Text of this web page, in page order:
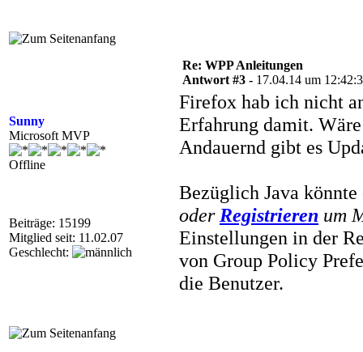
Sunny
Microsoft MVP
Offline
Beiträge: 15199
Mitglied seit: 11.02.07
Geschlecht:
Re: WPP Anleitungen
Antwort #3 - 17.04.14 um
Firefox hab ich nicht
Erfahrung damit.
Andauernd gibt es
Bezüglich Java
oder Registrieren um
Einstellungen in der
von Group Policy
die Benutzer.